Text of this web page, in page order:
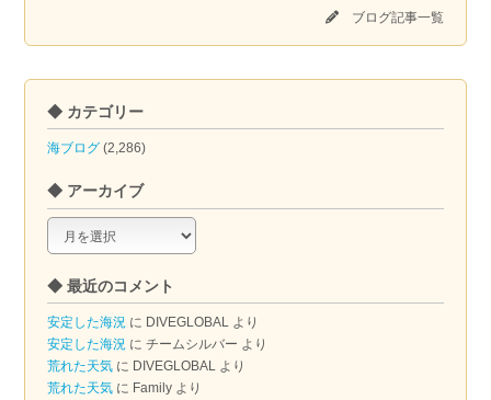
ブログ記事一覧
◆ カテゴリー
海ブログ (2,286)
◆ アーカイブ
◆
ア
カ
イ
ブ
◆ 最近のコメント
安定した海況 に DIVEGLOBAL より
安定した海況 にチームシルバー より
荒れた天気 に DIVEGLOBAL より
荒れた天気 に Family より